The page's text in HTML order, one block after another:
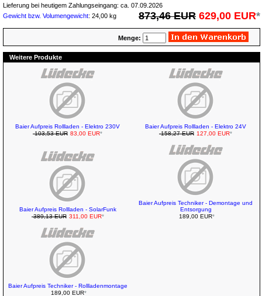
Lieferung bei heutigem Zahlungseingang: ca. 07.09.2026
Gewicht bzw. Volumengewicht: 24,00 kg 873,46 EUR 629,00 EUR*
Menge:
Weitere Produkte
Baier Aufpreis Rollladen - Elektro 230V
103,53 EUR 83,00 EUR*
Baier Aufpreis Rollladen - Elektro 24V
158,27 EUR 127,00 EUR*
Baier Aufpreis Rollladen - SolarFunk
389,13 EUR 311,00 EUR*
Baier Aufpreis Techniker - Demontage und
Entsorgung
189,00 EUR*
Baier Aufpreis Techniker - Rollladenmontage
189,00 EUR*